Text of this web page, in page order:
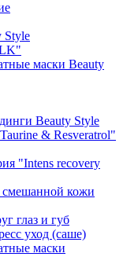
Style
маски Beauty
Beauty Style
& Resveratrol"
"Intens recovery
кожи
глаз и губ
уход (саше)
маски